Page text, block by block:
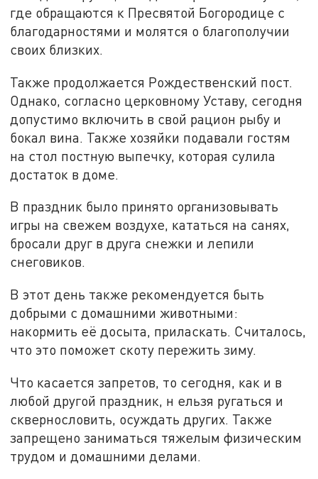
где обращаются к Пресвятой Богородице с
благодарностями и молятся о благополучии
своих близких.
Также продолжается Рождественский пост.
Однако, согласно церковному Уставу, сегодня
допустимо включить в свой рацион рыбу и
бокал вина. Также хозяйки подавали гостям
на стол постную выпечку, которая сулила
достаток в доме.
В праздник было принято организовывать
игры на свежем воздухе, кататься на санях,
бросали друг в друга снежки и лепили
снеговиков.
В этот день также рекомендуется быть
добрыми с домашними животными:
накормить её досыта, приласкать. Считалось,
что это поможет скоту пережить зиму.
Что касается запретов, то сегодня, как и в
любой другой праздник, н ельзя ругаться и
сквернословить, осуждать других. Также
запрещено заниматься тяжелым физическим
трудом и домашними делами.